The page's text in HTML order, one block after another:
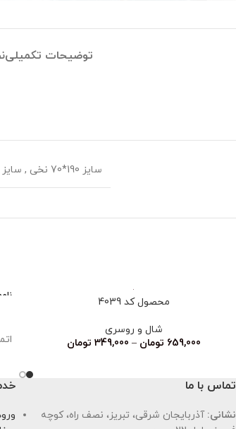
توضیحات تکمیلی
سایز 190*70 نخی , سایز 100*100 ابریشم
محصول کد 4039
شال و روسری
659,000 تومان –
349,000 تومان
تماس با ما
نشانی: آذربایجان شرقی، تبریز، نصف راه، کوچه